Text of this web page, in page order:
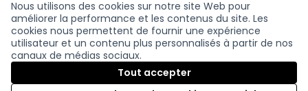
Nous utilisons des cookies sur notre site Web pour
améliorer la performance et les contenus du site. Les
cookies nous permettent de fournir une expérience
utilisateur et un contenu plus personnalisés à partir de nos
canaux de médias sociaux.
Tout accepter
Conditions d'utilisation
Paramètres des cookies
participer.loire-atlantique.fr sur Facebook
(Nouvelle fenêtre)
participer.loire-atlantique.fr sur Instagram
(Nouvelle fenêtre)
participer.loire-atlantique.fr sur YouTube
(Nouvelle fenêtre)